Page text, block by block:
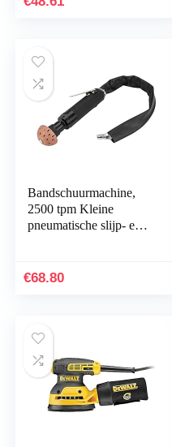
Bandschuurmachine,
2500 tpm Kleine
pneumatische slijp- en
het Camber…
€68.80